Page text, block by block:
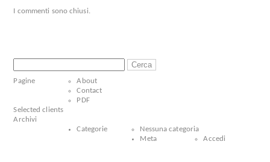
I commenti sono chiusi.
per:
Pagine
About
Contact
PDF
Selected clients
Archivi
Categorie
Nessuna categoria
Meta
Accedi